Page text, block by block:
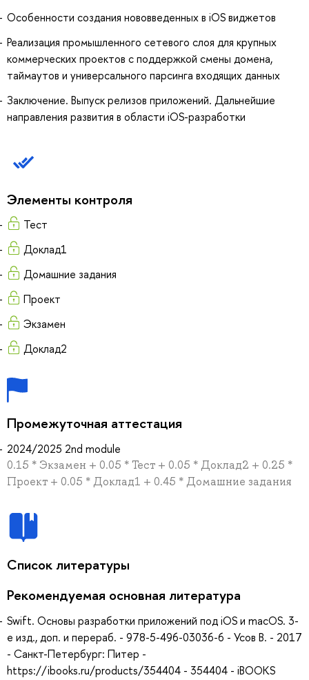
Особенности создания нововведенных в iOS виджетов
Реализация промышленного сетевого слоя для крупных
коммерческих проектов с поддержкой смены домена,
таймаутов и универсального парсинга входящих данных
Заключение. Выпуск релизов приложений. Дальнейшие
направления развития в области iOS-разработки
Элементы контроля
Тест
Доклад1
Домашние задания
Проект
Экзамен
Доклад2
Промежуточная аттестация
2024/2025 2nd module
0.15 * Экзамен + 0.05 * Тест + 0.05 * Доклад2 + 0.25 *
Проект + 0.05 * Доклад1 + 0.45 * Домашние задания
Список литературы
Рекомендуемая основная литература
Swift. Основы разработки приложений под iOS и macOS. 3-
е изд., доп. и перераб. - 978-5-496-03036-6 - Усов В. - 2017
- Санкт-Петербург: Питер -
https://ibooks.ru/products/354404 - 354404 - iBOOKS